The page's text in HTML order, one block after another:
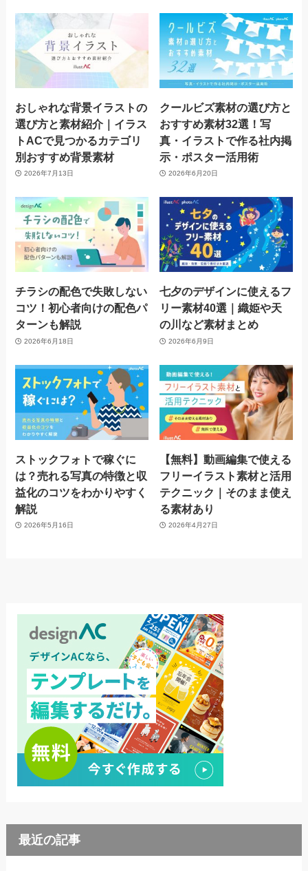
おしゃれな背景イラストの
選び方と素材紹介｜イラス
トACで見つかるカテゴリ
別おすすめ背景素材
2026年7月13日
クールビズ素材の選び方と
おすすめ素材32選！写
真・イラストで作る社内掲
示・ポスター活用術
2026年6月20日
チラシの配色で失敗しない
コツ！初心者向けの配色パ
ターンも解説
2026年6月18日
七夕のデザインに使えるフ
リー素材40選｜織姫や天
の川など素材まとめ
2026年6月9日
ストックフォトで稼ぐに
は？売れる写真の特徴と収
益化のコツをわかりやすく
解説
2026年5月16日
【無料】動画編集で使える
フリーイラスト素材と活用
テクニック｜そのまま使え
る素材あり
2026年4月27日
最近の記事